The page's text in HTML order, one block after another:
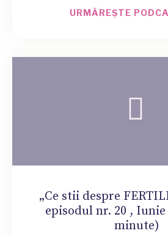
URMĂREȘTE
„Ce stii despre
episodul nr. 20 , Iunie
minute)